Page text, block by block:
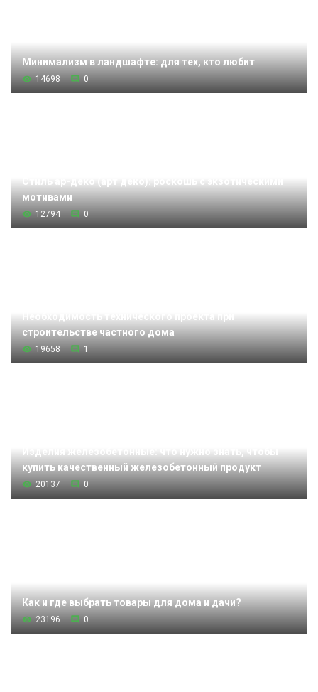
Минимализм в ландшафте: для тех, кто любит
14698 0
Стиль ар-деко (арт деко): роскошь с экзотическими
мотивами
12794 0
Необходимость технического проекта при
строительстве частного дома
19658 1
Изделия железобетонные: что нужно знать, чтобы
купить качественный железобетонный продукт
20137 0
Как и где выбрать товары для дома и дачи?
23196 0